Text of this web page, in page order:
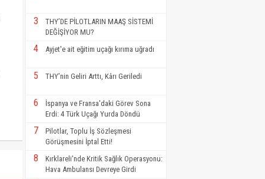
3
THY’DE PİLOTLARIN MAAŞ SİSTEMİ
DEĞİŞİYOR MU?
4 Ayjet'e ait eğitim uçağı kırıma uğradı
5 THY’nin Geliri Arttı, Kârı Geriledi
6
İspanya ve Fransa'daki Görev Sona
Erdi: 4 Türk Uçağı Yurda Döndü
7
Pilotlar, Toplu İş Sözleşmesi
Görüşmesini İptal Etti!
8
Kırklareli'nde Kritik Sağlık Operasyonu:
Hava Ambulansı Devreye Girdi